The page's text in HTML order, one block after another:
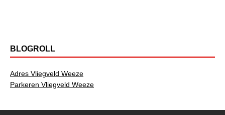
BLOGROLL
Adres Vliegveld Weeze
Parkeren Vliegveld Weeze